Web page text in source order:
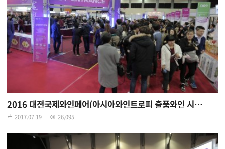
2016 대전국제와인페어(아시아와인트로피 출품와인 시음존)
2017.07.19 26,095